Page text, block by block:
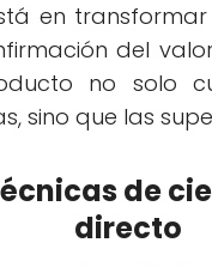
en
del
no solo
sino que las
de
directo